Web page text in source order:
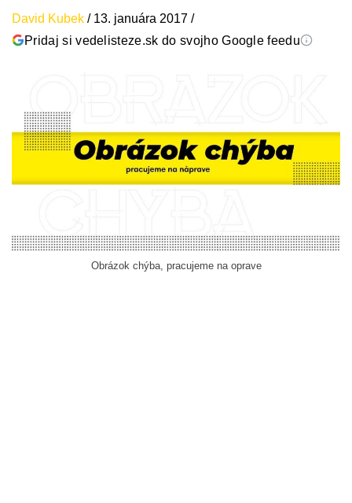
David Kubek / 13. januára 2017 /
Pridaj si vedelisteze.sk do svojho Google feedu
Obrázok chýba, pracujeme na oprave